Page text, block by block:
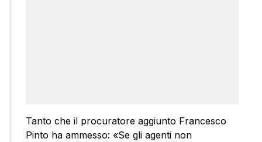
Tanto che il procuratore aggiunto Francesco
Pinto ha ammesso: «Se gli agenti non